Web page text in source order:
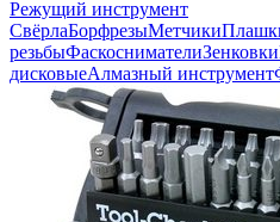
Режущий инструмент
СвёрлаБорфрезыМетчики
резьбыФаскоснимателиЗенковки
дисковыеАлмазный инструмент